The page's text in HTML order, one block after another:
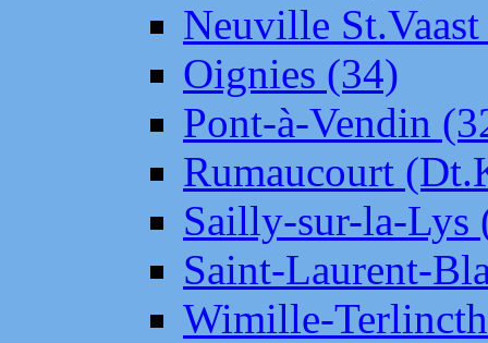
Neuville
Oignies (34)
Pont-à-Vendin
Rumaucourt
Sailly-sur-la-Lys
Saint-Laurent-
Wimille-